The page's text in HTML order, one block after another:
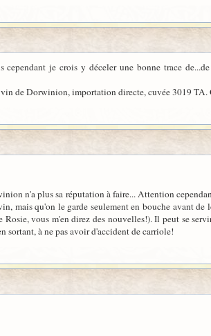
je crois y déceler une bonne trace
de Dorwinion, importation directe, cuvée 3019 TA.
n'a plus sa réputation à faire... Attention
mais qu'on le garde seulement en bouche avant
Rosie, vous m'en direz des nouvelles!). Il peut se
sortant, à ne pas avoir d'accident de carriole!